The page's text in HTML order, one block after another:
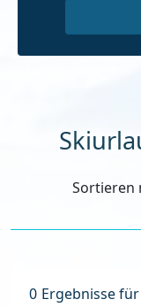
Sortieren
0 Ergebnisse